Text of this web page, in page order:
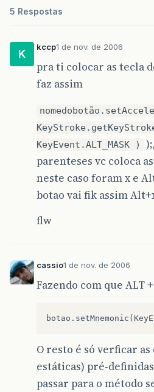
5 Respostas
K
kccp1 de nov. de 2006
pra ti colocar as tecla
faz assim
KeyEvent.ALT_MASK )
parenteses vc coloca
neste caso foram x e
botao vai fik assim
flw
cassio1 de nov. de 2006
Fazendo com que ALT
O resto é só verficar
estáticas) pré-
passar para o método